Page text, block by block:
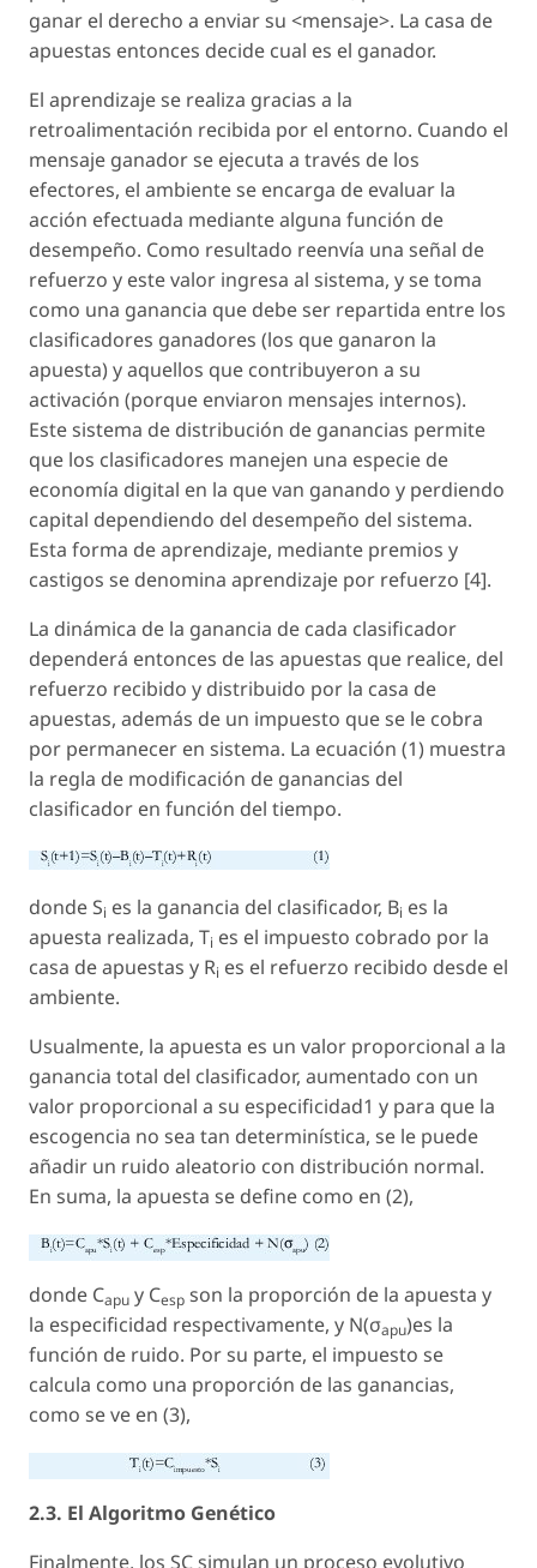
ganar el derecho a enviar su <mensaje>. La casa de
apuestas entonces decide cual es el ganador.
El aprendizaje se realiza gracias a la
retroalimentación recibida por el entorno. Cuando el
mensaje ganador se ejecuta a través de los
efectores, el ambiente se encarga de evaluar la
acción efectuada mediante alguna función de
desempeño. Como resultado reenvía una señal de
refuerzo y este valor ingresa al sistema, y se toma
como una ganancia que debe ser repartida entre los
clasificadores ganadores (los que ganaron la
apuesta) y aquellos que contribuyeron a su
activación (porque enviaron mensajes internos).
Este sistema de distribución de ganancias permite
que los clasificadores manejen una especie de
economía digital en la que van ganando y perdiendo
capital dependiendo del desempeño del sistema.
Esta forma de aprendizaje, mediante premios y
castigos se denomina aprendizaje por refuerzo [4].
La dinámica de la ganancia de cada clasificador
dependerá entonces de las apuestas que realice, del
refuerzo recibido y distribuido por la casa de
apuestas, además de un impuesto que se le cobra
por permanecer en sistema. La ecuación (1) muestra
la regla de modificación de ganancias del
clasificador en función del tiempo.
donde Si es la ganancia del clasificador, Bi es la
apuesta realizada, Ti es el impuesto cobrado por la
casa de apuestas y Ri es el refuerzo recibido desde el
ambiente.
Usualmente, la apuesta es un valor proporcional a la
ganancia total del clasificador, aumentado con un
valor proporcional a su especificidad1 y para que la
escogencia no sea tan determinística, se le puede
añadir un ruido aleatorio con distribución normal.
En suma, la apuesta se define como en (2),
donde Capu y Cesp son la proporción de la apuesta y
la especificidad respectivamente, y N(σapu)es la
función de ruido. Por su parte, el impuesto se
calcula como una proporción de las ganancias,
como se ve en (3),
2.3. El Algoritmo Genético
Finalmente, los SC simulan un proceso evolutivo